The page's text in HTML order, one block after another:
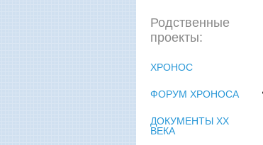
Родственные
проекты:
ХРОНОС
ФОРУМ ХРОНОСА
ДОКУМЕНТЫ XX
ВЕКА